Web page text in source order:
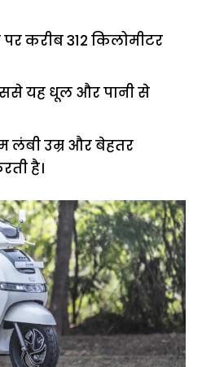
करीब 312 किलोमीटर
यह धूल और पानी से
लंबी उम्र और बेहतर
है।